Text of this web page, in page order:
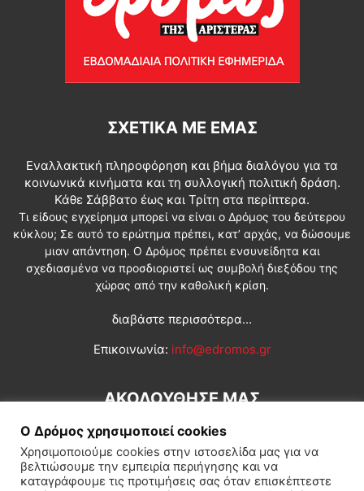
ΣΧΕΤΙΚΆ ΜΕ ΕΜΆΣ
Εναλλακτική πληροφόρηση και βήμα διαλόγου για τα
κοινωνικά κινήματα και τη συλλογική πολιτική δράση.
Κάθε Σάββατο έως και Τρίτη στα περίπτερα.
Τι είδους εγχείρημα μπορεί να είναι ο Δρόμος του δεύτερου
κύκλου; Σε αυτό το ερώτημα πρέπει, κατ’ αρχάς, να δώσουμε
μιαν απάντηση. Ο Δρόμος πρέπει ενσυνείδητα και
σχεδιασμένα να προσδιοριστεί ως συμβολή διεξόδου της
χώρας από την καθολική κρίση.
διαβάστε περισσότερα...
Επικοινωνία: info@edromos.gr
ΑΚΟΛΟΥΘΗΣΕ ΜΑΣ
Ο Δρόμος χρησιμοποιεί cookies
Χρησιμοποιούμε cookies στην ιστοσελίδα μας για να
βελτιώσουμε την εμπειρία περιήγησης και να
καταγράφουμε τις προτιμήσεις σας όταν επισκέπτεστε